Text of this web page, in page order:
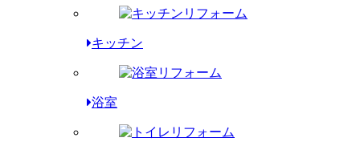
キッチン
浴室